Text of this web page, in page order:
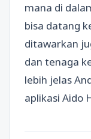
mana di
bisa datang
ditawarkan
dan tenaga
lebih jelas
aplikasi Aido